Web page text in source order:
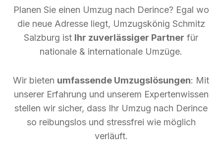
Planen Sie einen Umzug nach Derince? Egal wo
die neue Adresse liegt, Umzugskönig Schmitz
Salzburg ist Ihr zuverlässiger Partner für
nationale & internationale Umzüge.
Wir bieten umfassende Umzugslösungen: Mit
unserer Erfahrung und unserem Expertenwissen
stellen wir sicher, dass Ihr Umzug nach Derince
so reibungslos und stressfrei wie möglich
verläuft.